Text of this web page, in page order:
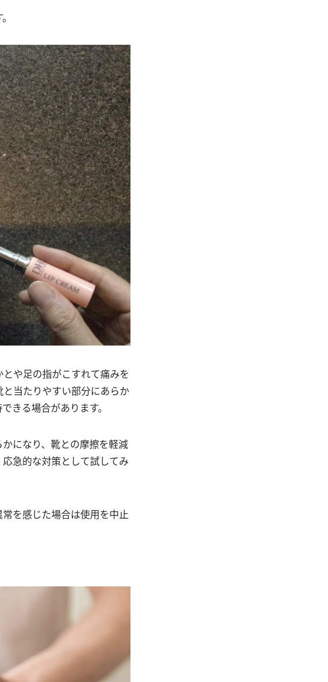
や足の指がこすれて痛みを
当たりやすい部分にあらか
きる場合があります。
になり、靴との摩擦を軽減
急的な対策として試してみ
を感じた場合は使用を中止